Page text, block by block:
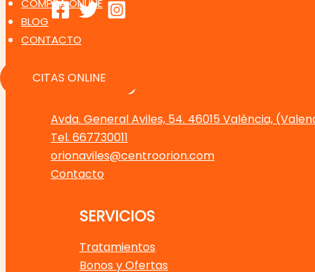
BLOG
CONTACTO
CITAS ONLINE
CONTACTO
Avda. General Aviles, 54. 46015 València,
Tel. 667730011
orionaviles@centroorion.com
Contacto
SERVICIOS
Tratamientos
Bonos y Ofertas